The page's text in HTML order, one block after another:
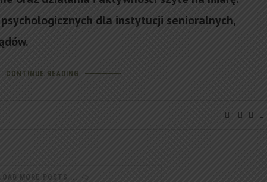
dla instytucji senioralnych,
CONTINUE READING
LOAD MORE POSTS